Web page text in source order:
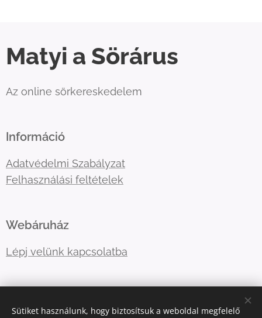
Matyi a Sörárus
Az online sörkereskedelem
Információ
Adatvédelmi Szabályzat
Felhasználási feltételek
Webáruház
Lépj velünk kapcsolatba
primatormagyarorszag@gmail.com
Telefonszám:06202757966
Sütiket használunk, hogy biztosítsuk a weboldal megfelelő